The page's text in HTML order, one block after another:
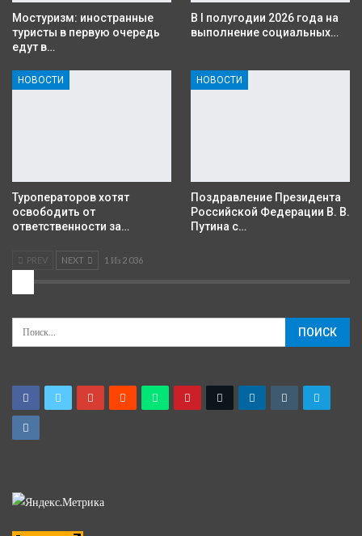
Мостуризм: иностранные
туристы в первую очередь
едут в…
В I полугодии 2026 года на
выполнение социальных…
НОВОСТИ
Туроператоров хотят
освободить от
ответственности за…
НОВОСТИ
Поздравление Президента
Российской Федерации В. В.
Путина с…
PREV NEXT 1 Из 2 036